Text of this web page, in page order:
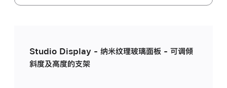
Studio Display - 纳米纹理玻璃面板 - 可调倾
斜度及高度的支架